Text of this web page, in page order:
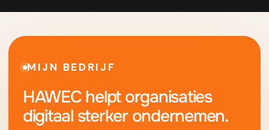
MIJN BEDRIJF
HAWEC helpt organisaties
digitaal sterker ondernemen.